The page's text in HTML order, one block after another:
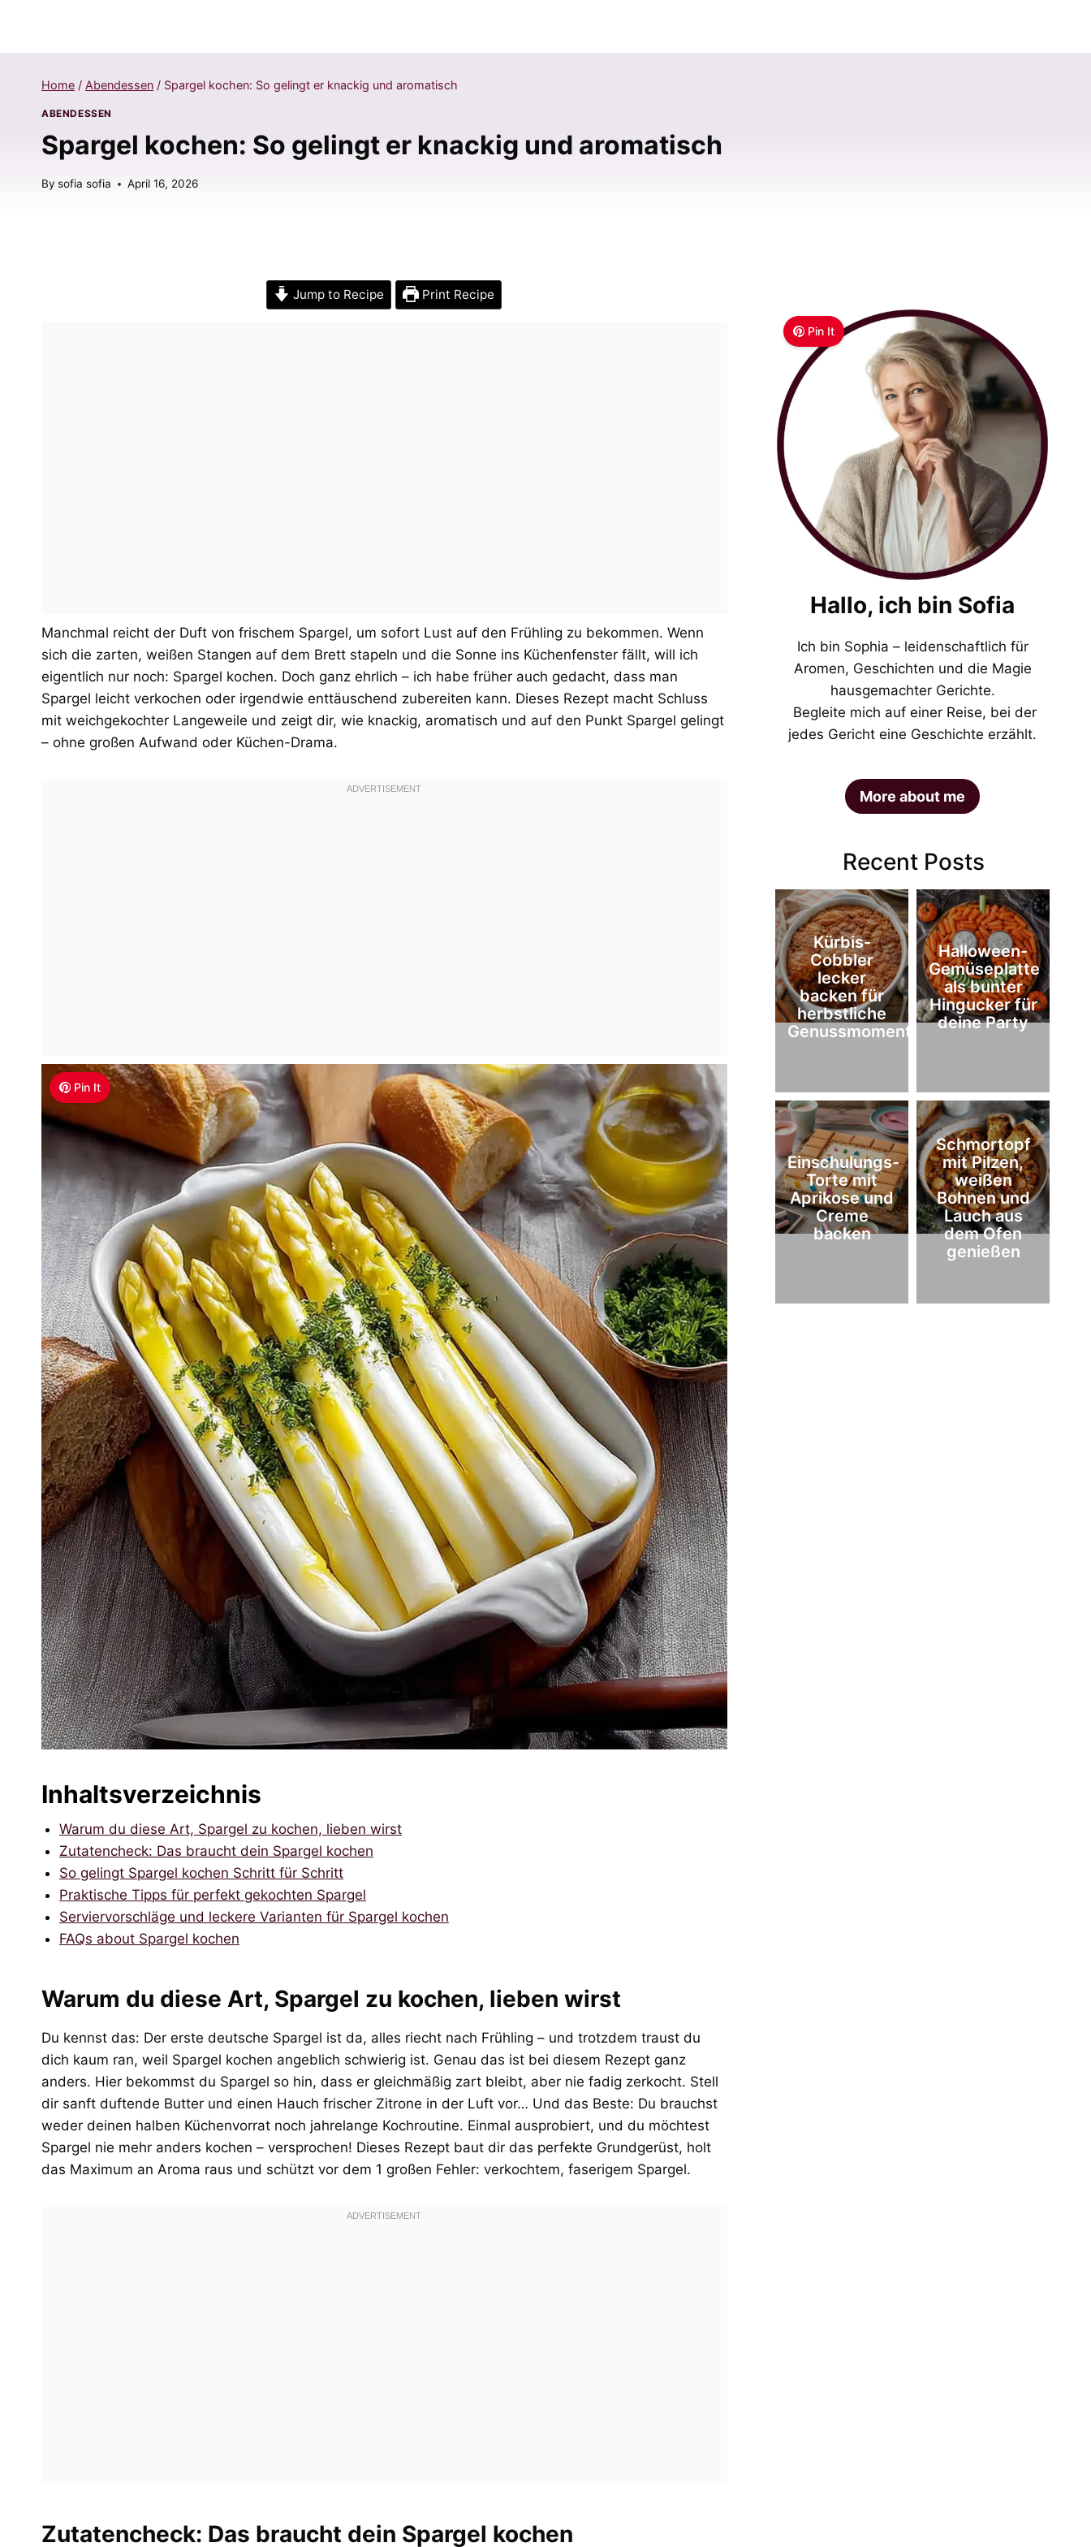
Home / Abendessen / Spargel kochen: So gelingt er knackig und aromatisch
ABENDESSEN
Spargel kochen: So gelingt er knackig und aromatisch
By sofia sofia April 16, 2026
Jump to Recipe Print Recipe
Manchmal reicht der Duft von frischem Spargel, um sofort Lust auf den Frühling zu bekommen. Wenn
sich die zarten, weißen Stangen auf dem Brett stapeln und die Sonne ins Küchenfenster fällt, will ich
eigentlich nur noch: Spargel kochen. Doch ganz ehrlich – ich habe früher auch gedacht, dass man
Spargel leicht verkochen oder irgendwie enttäuschend zubereiten kann. Dieses Rezept macht Schluss
mit weichgekochter Langeweile und zeigt dir, wie knackig, aromatisch und auf den Punkt Spargel gelingt
– ohne großen Aufwand oder Küchen-Drama.
Pin It
Inhaltsverzeichnis
Warum du diese Art, Spargel zu kochen, lieben wirst
Zutatencheck: Das braucht dein Spargel kochen
So gelingt Spargel kochen Schritt für Schritt
Praktische Tipps für perfekt gekochten Spargel
Serviervorschläge und leckere Varianten für Spargel kochen
FAQs about Spargel kochen
Warum du diese Art, Spargel zu kochen, lieben wirst
Du kennst das: Der erste deutsche Spargel ist da, alles riecht nach Frühling – und trotzdem traust du
dich kaum ran, weil Spargel kochen angeblich schwierig ist. Genau das ist bei diesem Rezept ganz
anders. Hier bekommst du Spargel so hin, dass er gleichmäßig zart bleibt, aber nie fadig zerkocht. Stell
dir sanft duftende Butter und einen Hauch frischer Zitrone in der Luft vor… Und das Beste: Du brauchst
weder deinen halben Küchenvorrat noch jahrelange Kochroutine. Einmal ausprobiert, und du möchtest
Spargel nie mehr anders kochen – versprochen! Dieses Rezept baut dir das perfekte Grundgerüst, holt
das Maximum an Aroma raus und schützt vor dem 1 großen Fehler: verkochtem, faserigem Spargel.
Zutatencheck: Das braucht dein Spargel kochen
Pin It
Hallo, ich bin Sofia
Ich bin Sophia – leidenschaftlich für
Aromen, Geschichten und die Magie
hausgemachter Gerichte.
Begleite mich auf einer Reise, bei der
jedes Gericht eine Geschichte erzählt.
More about me
Recent Posts
Kürbis-
Cobbler
lecker
backen für
herbstliche
Genussmomente
Halloween-
Gemüseplatte
als bunter
Hingucker für
deine Party
Einschulungs-
Torte mit
Aprikose und
Creme
backen
Schmortopf
mit Pilzen,
weißen
Bohnen und
Lauch aus
dem Ofen
genießen